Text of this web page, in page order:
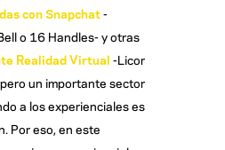
con Snapchat-
o 16 Handles- y otras
Realidad Virtual -Licor
un importante sector
a los experienciales es
Por eso, en este